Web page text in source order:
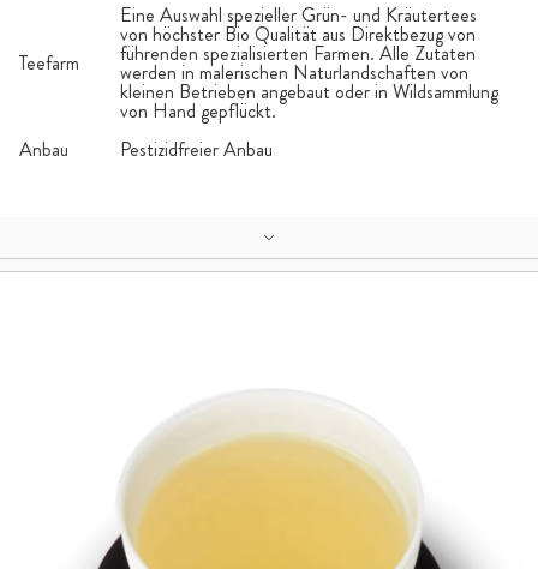
Teefarm
Eine Auswahl spezieller Grün- und Kräutertees
von höchster Bio Qualität aus Direktbezug von
führenden spezialisierten Farmen. Alle Zutaten
werden in malerischen Naturlandschaften von
kleinen Betrieben angebaut oder in Wildsammlung
von Hand gepflückt.
Anbau
Pestizidfreier Anbau